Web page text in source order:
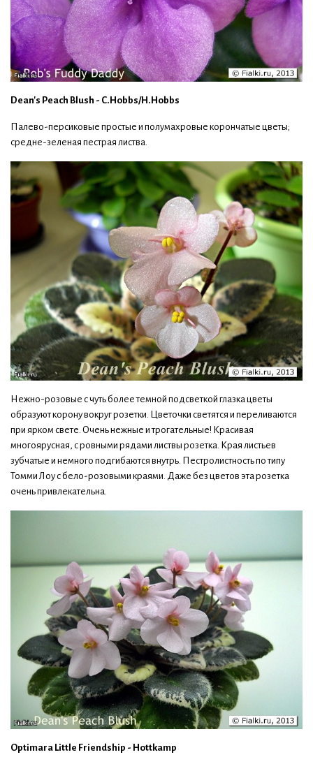
Dean's Peach Blush - C.Hobbs/H.Hobbs
Палево-персиковые простые и полумахровые корончатые цветы;
средне-зеленая пестрая листва.
Нежно-розовые с чуть более темной подсветкой глазка цветы
образуют корону вокруг розетки. Цветочки светятся и переливаются
при ярком свете. Очень нежные и трогательные! Красивая
многоярусная, с ровными рядами листвы розетка. Края листьев
зубчатые и немного подгибаются внутрь. Пестролистность по типу
Томми Лоу с бело-розовыми краями. Даже без цветов эта розетка
очень привлекательна.
Optimara Little Friendship - Hottkamp